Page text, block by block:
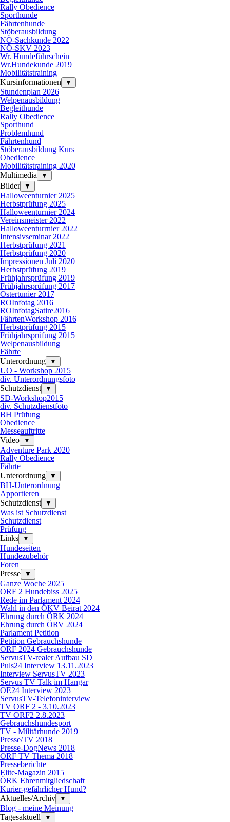
Rally Obedience
Sporthunde
Fährtenhunde
Stöberausbildung
NÖ-Sachkunde 2022
NÖ-SKV 2023
Wr. Hundeführschein
Wr.Hundekunde 2019
Mobilitätstraining
Kursinformationen
▼
Stundenplan 2026
Welpenausbildung
Begleithunde
Rally Obedience
Sporthund
Problemhund
Fährtenhund
Stöberausbildung Kurs
Obedience
Mobilitätstraining 2020
Multimedia
▼
Bilder ▼
Halloweenturnier 2025
Herbstprüfung 2025
Halloweenturnier 2024
Vereinsmeister 2022
Halloweenturrnier 2022
Intensivseminar 2022
Herbstprüfung 2021
Herbstprüfung 2020
Impressionen Juli 2020
Herbstprüfung 2019
Frühjahrsprüfung 2019
Frühjahrsprüfung 2017
Ostertunier 2017
ROInfotag 2016
ROInfotagSatire2016
FährtenWorkshop 2016
Herbstprüfung 2015
Frühjahrsprüfung 2015
Welpenausbildung
Fährte
Unterordnung
▼
UO - Workshop 2015
div. Unterordnungsfoto
Schutzdienst
▼
SD-Workshop2015
div. Schutzdienstfoto
BH Prüfung
Obedience
Messeauftritte
Video
▼
Adventure Park 2020
Rally Obedience
Fährte
Unterordnung
▼
BH-Unterordnung
Apportieren
Schutzdienst
▼
Was ist Schutzdienst
Schutzdienst
Prüfung
Links
▼
Hundeseiten
Hundezubehör
Foren
Presse
▼
Ganze Woche 2025
ORF 2 Hundebiss 2025
Rede im Parlament 2024
Wahl in den ÖKV Beirat 2024
Ehrung durch ÖRK 2024
Ehrung durch ÖRV 2024
Parlament Petition
Petition Gebrauchshunde
ORF 2024 Gebrauchshunde
ServusTV-realer Aufbau SD
Puls24 Interview 13.11.2023
Interview ServusTV 2023
Servus TV Talk im Hangar
OE24 Interview 2023
ServusTV-Telefoninterview
TV ORF 2 - 3.10.2023
TV ORF2 2.8.2023
Gebrauchshundesport
TV - Militärhunde 2019
Presse/TV 2018
Presse-DogNews 2018
ORF TV Thema 2018
Presseberichte
Elite-Magazin 2015
ÖRK Ehrenmitgliedschaft
Kurier-gefährlicher Hund?
Aktuelles/Archiv
▼
Blog - meine Meinung
Tagesaktuell
▼